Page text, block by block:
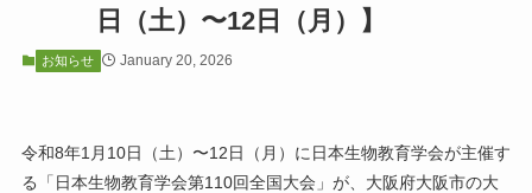
日（土）〜12日（月）】
お知らせ January 20, 2026
令和8年1月10日（土）〜12日（月）に日本生物教育学会が主催す
る「日本生物教育学会第110回全国大会」が、大阪府大阪市の大